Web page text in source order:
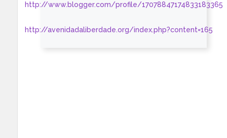
http://www.blogger.com/profile/17078847174833183365
http://avenidadaliberdade.org/index.php?content=165